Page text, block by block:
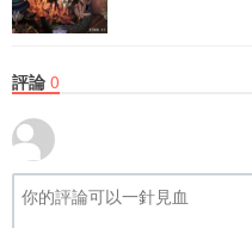
評論 0